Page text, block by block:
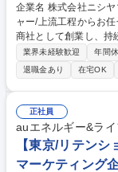
企業名 株式会社ニシヤマ 求人名 【東京/製品開発】プロジェクト
ャー/上流工程からお任せ/残業10h以下 仕
商社として創業し、持
おいて、既存製品の
から携わっていただく想定です。 ・機械設計技
計／評価／検証／導入
発／設計／評価／検
価は協力会社が担当す
集職種 【東京/製品開
残業10h以下
業界未経験歓迎 年間
退職金あり
在宅OK
正社員
auエネルギー&ラ
【東京/リテン
マーケティング